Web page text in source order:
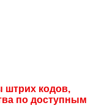
штрих кодов,
по доступным